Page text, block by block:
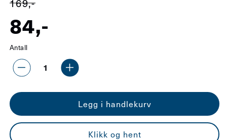
Salgspris
84,-
pris
169,-
Antall
Senk
antallet
LM
Øk
antallet
for
LM
Legg i handlekurv
Klikk og hent